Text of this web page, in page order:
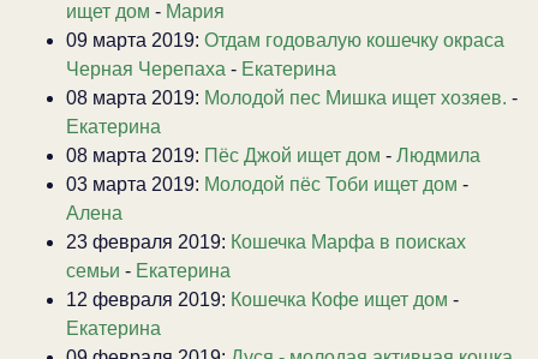
ищет дом - Мария
09 марта 2019: Отдам годовалую кошечку окраса
Черная Черепаха - Екатерина
08 марта 2019: Молодой пес Мишка ищет хозяев. -
Екатерина
08 марта 2019: Пёс Джой ищет дом - Людмила
03 марта 2019: Молодой пёс Тоби ищет дом -
Алена
23 февраля 2019: Кошечка Марфа в поисках
семьи - Екатерина
12 февраля 2019: Кошечка Кофе ищет дом -
Екатерина